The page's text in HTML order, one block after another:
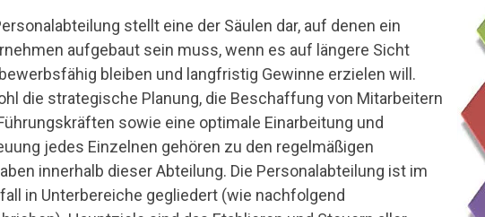
stellt eine der Säulen dar, auf denen ein
aufgebaut sein muss, wenn es auf längere Sicht
bleiben und langfristig Gewinne erzielen will.
die strategische Planung, die Beschaffung von Mitarbeitern
sowie eine optimale Einarbeitung und
jedes Einzelnen gehören zu den regelmäßigen
innerhalb dieser Abteilung. Die Personalabteilung ist im
in Unterbereiche gegliedert (wie nachfolgend